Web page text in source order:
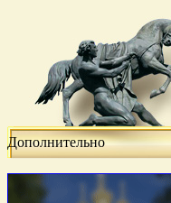
Дополнительно